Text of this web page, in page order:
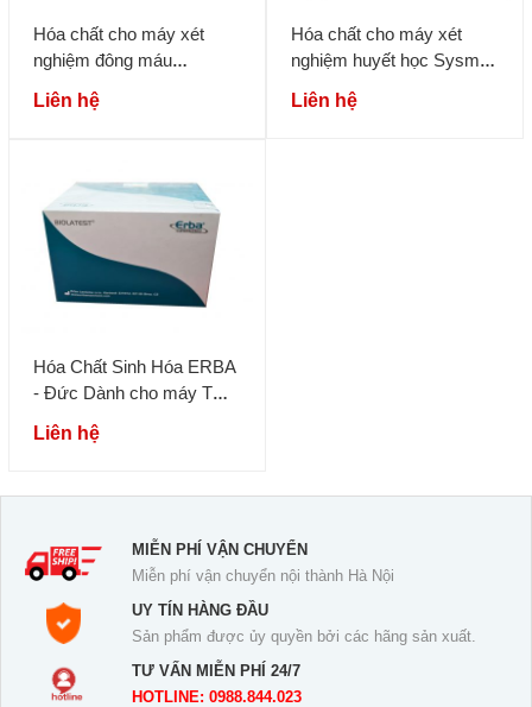
Hóa chất cho máy xét
nghiệm đông máu
Liên hệ
Hóa chất cho máy xét
nghiệm huyết học Sysmex
Liên hệ
Hóa Chất Sinh Hóa ERBA
- Đức Dành cho máy TỰ
Liên hệ
MIỄN PHÍ VẬN CHUYỂN
Miễn phí vận chuyển nội thành Hà Nội
UY TÍN HÀNG ĐẦU
Sản phẩm được ủy quyền bởi các hãng sản xuất.
TƯ VẤN MIỄN PHÍ 24/7
HOTLINE: 0988.844.023